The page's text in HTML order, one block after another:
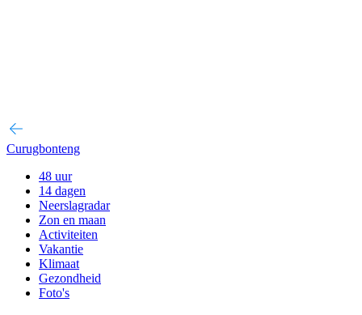
Curugbonteng
48 uur
14 dagen
Neerslagradar
Zon en maan
Activiteiten
Vakantie
Klimaat
Gezondheid
Foto's